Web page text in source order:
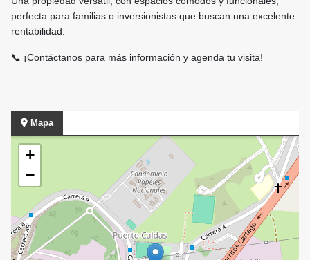
perfecta para familias o inversionistas que buscan una excelente
rentabilidad.
📞 ¡Contáctanos para más información y agenda tu visita!
Mapa
+
−